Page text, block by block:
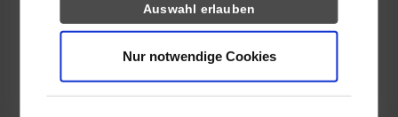
Auswahl erlauben
Nur notwendige Cookies
RSW / Accounting und Controlling
Purem GmbH by Eberspächer
Eberspächerstraße 24